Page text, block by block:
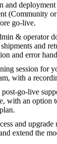
and
(Community
go-live.
& operator
and
and error
session for
with a
post-go-live
with an option
and
extend the